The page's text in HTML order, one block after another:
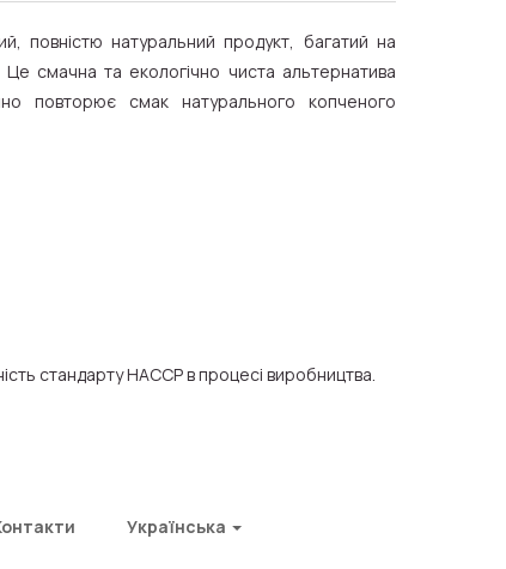
повністю натуральний продукт, багатий на
Це смачна та екологічно чиста альтернатива
повторює смак натурального копченого
стандарту HACCP в процесі виробництва.
Українська